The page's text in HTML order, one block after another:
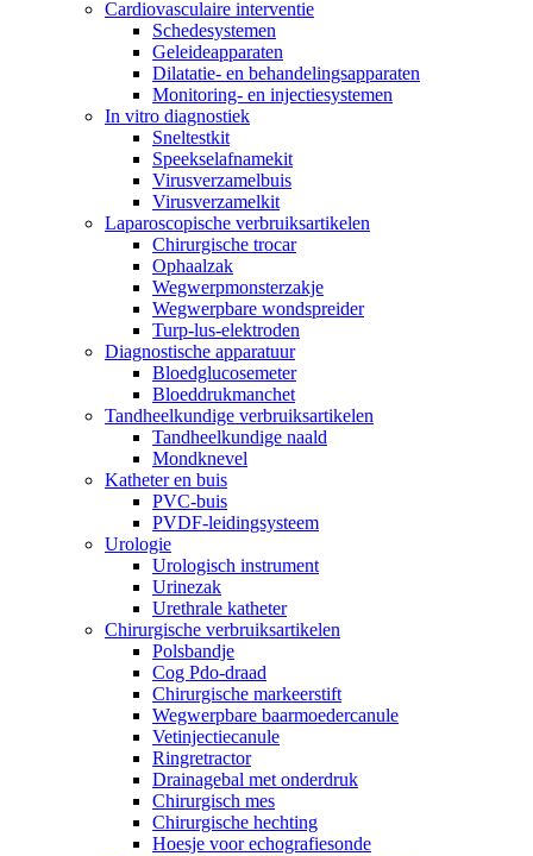
Cardiovasculaire interventie
Schedesystemen
Geleideapparaten
Dilatatie- en behandelingsapparaten
Monitoring- en injectiesystemen
In vitro diagnostiek
Sneltestkit
Speekselafnamekit
Virusverzamelbuis
Virusverzamelkit
Laparoscopische verbruiksartikelen
Chirurgische trocar
Ophaalzak
Wegwerpmonsterzakje
Wegwerpbare wondspreider
Turp-lus-elektroden
Diagnostische apparatuur
Bloedglucosemeter
Bloeddrukmanchet
Tandheelkundige verbruiksartikelen
Tandheelkundige naald
Mondknevel
Katheter en buis
PVC-buis
PVDF-leidingsysteem
Urologie
Urologisch instrument
Urinezak
Urethrale katheter
Chirurgische verbruiksartikelen
Polsbandje
Cog Pdo-draad
Chirurgische markeerstift
Wegwerpbare baarmoedercanule
Vetinjectiecanule
Ringretractor
Drainagebal met onderdruk
Chirurgisch mes
Chirurgische hechting
Hoesje voor echografiesonde